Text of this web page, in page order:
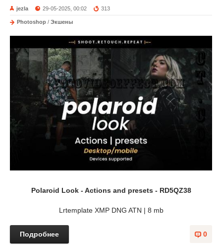
jezla 29-05-2025, 00:02 313
Photoshop / Экшены
Polaroid Look - Actions and presets - RD5QZ38
Lrtemplate XMP DNG ATN | 8 mb
0
Подробнее